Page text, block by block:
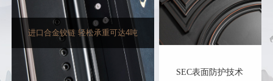
进口合金铰链 轻松承重可达4吨
SEC表面防护技术